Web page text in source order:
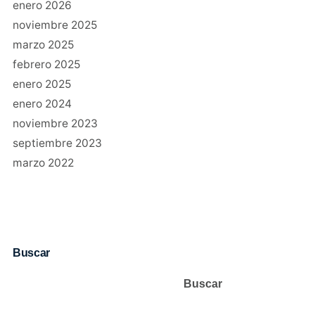
enero 2026
noviembre 2025
marzo 2025
febrero 2025
enero 2025
enero 2024
noviembre 2023
septiembre 2023
marzo 2022
Buscar
Buscar